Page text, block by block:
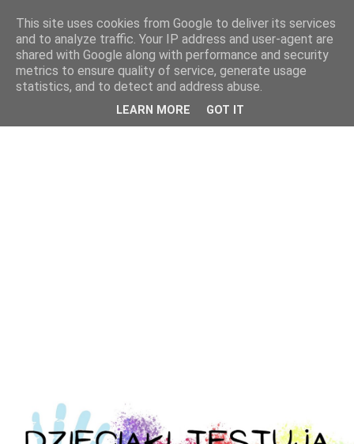
This site uses cookies from Google to deliver its services
and to analyze traffic. Your IP address and user-agent are
shared with Google along with performance and security
metrics to ensure quality of service, generate usage
statistics, and to detect and address abuse.
LEARN MORE GOT IT